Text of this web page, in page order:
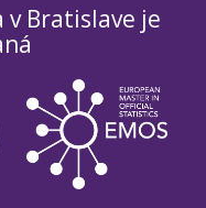
v Bratislave je